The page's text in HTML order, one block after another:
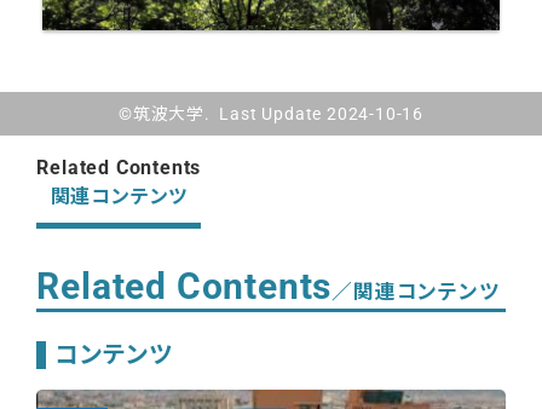
©筑波大学. Last Update 2024-10-16
Related Contents
関連コンテンツ
Related Contents／関連コンテンツ
コンテンツ